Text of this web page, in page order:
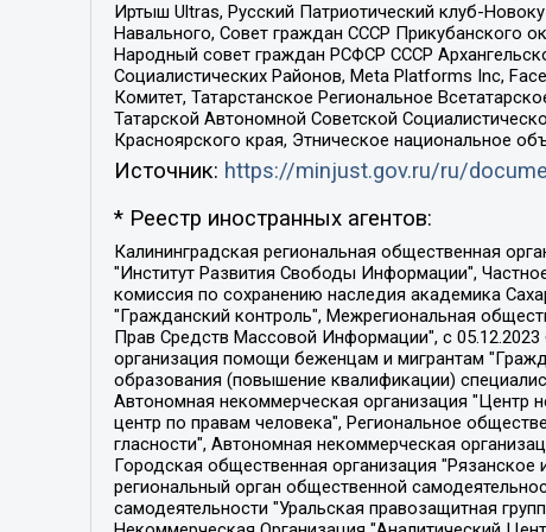
Иртыш Ultras, Русский Патриотический клуб-
Навального, Совет граждан СССР Прикубанского
Народный совет граждан РСФСР СССР
Социалистических Районов, Meta Platforms Inc,
Комитет, Татарстанское Региональное
Татарской Автономной Советской
Красноярского края, Этническое национальное
Источник: https://minjust.gov.ru/ru/
* Реестр иностранных агентов:
Калининградская региональная общественная организация "Экозащита!-Женсовет", Фонд содействия защите прав и свобод граждан "Общественный вердикт", Фонд "Институт Развития Свободы Информации", Частное учреждение "Информационное агентство МЕМО. РУ", Региональная общественная организация "Общественная комиссия по сохранению наследия академика Сахарова", Фонд поддержки свободы прессы, Санкт-Петербургская общественная правозащитная организация "Гражданский контроль", Межрегиональная общественная организация "Информационно-просветительский центр "Мемориал", Региональный Фонд "Центр Защиты Прав Средств Массовой Информации", с 05.12.2023 Фонд "Центр Защиты Прав Средств массовой информации", Региональная общественная благотворительная организация помощи беженцам и мигрантам "Гражданское содействие", Негосударственное образовательное учреждение дополнительного профессионального образования (повышение квалификации) специалистов "АКАДЕМИЯ ПО ПРАВАМ ЧЕЛОВЕКА", Свердловская региональная общественная организация "Сутяжник", Автономная некоммерческая организация "Центр независимых социологических исследований", Союз общественных объединений "Российский исследовательский центр по правам человека", Региональное общественное учреждение научно-информационный центр "МЕМОРИАЛ", Некоммерческая организация "Фонд защиты гласности", Автономная некоммерческая организация "Институт прав человека", Городская общественная организация "Екатеринбургское общество "МЕМОРИАЛ", Городская общественная организация "Рязанское историко-просветительское и правозащитное общество "Мемориал" (Рязанский Мемориал), Челябинский региональный орган общественной самодеятельности – женское общественное объединение "Женщины Евразии", Челябинский региональный орган общественной самодеятельности "Уральская правозащитная группа", Фонд содействия защите здоровья и социальной справедливости имени Андрея Рылькова, Автономная Некоммерческая Организация "Аналитический Центр Юрия Левады", Автономная некоммерческая организация социальной поддержки населения "Проект Апрель", Региональная общественная организация помощи женщинам и детям, находящимся в кризисной ситуации "Информационно-методический центр "Анна", Фонд содействия развитию массовых коммуникаций и правовому просвещению "Так-так-Так", Фонд содействия устойчивому развитию "Серебряная тайга", Свердловский региональный общественный фонд социальных проектов "Новое время", "Idel.Реалии", Кавказ.Реалии, Крым.Реалии, Телеканал Настоящее Время, Татаро-башкирская служба Радио Свобода (Azatliq Radiosi), Радио Свободная Европа/Радио Свобода (PCE/PC), "Сибирь.Реалии", "Фактограф", Благотворительный фонд помощи осужденным и их семьям, Автономная некоммерческая организация "Институт глобализации и социальных движений", Фонд "В защиту прав заключенных", Частное учреждение "Центр поддержки и содействия развитию средств массовой информации", Пензенский региональный общественный благотворительный фонд "Гражданский союз", "Север.Реалии", Некоммерческая организация Фонд